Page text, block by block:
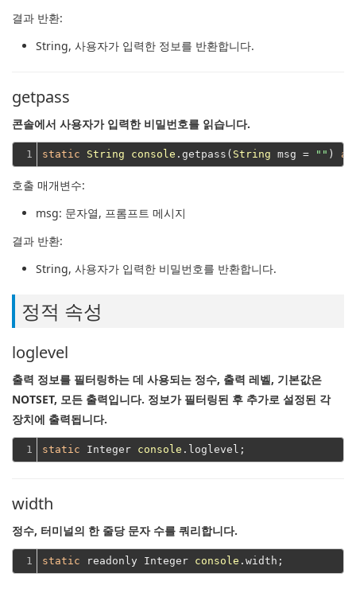
결과 반환:
String, 사용자가 입력한 정보를 반환합니다.
getpass
콘솔에서 사용자가 입력한 비밀번호를 읽습니다.
1 static String console .getpass( String msg = "" )
호출 매개변수:
msg: 문자열, 프롬프트 메시지
결과 반환:
String, 사용자가 입력한 비밀번호를 반환합니다.
정적 속성
loglevel
출력 정보를 필터링하는 데 사용되는 정수, 출력 레벨, 기본값은
NOTSET, 모든 출력입니다. 정보가 필터링된 후 추가로 설정된 각
장치에 출력됩니다.
1 static Integer console
width
정수, 터미널의 한 줄당 문자 수를 쿼리합니다.
1 static readonly Integer console